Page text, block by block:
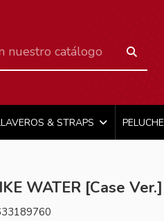
& STRAPS PELUCHE
WATER [Case Ver.]